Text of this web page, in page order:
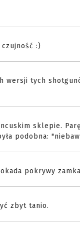
:)
wersji tych
sklepie.
podobna:
pokrywy
zbyt tanio.